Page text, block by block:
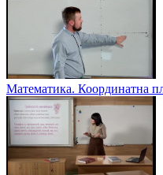
Математика. Координатна